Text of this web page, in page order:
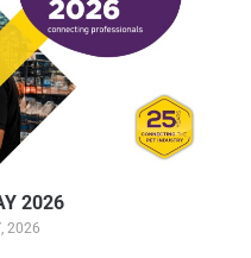
2026
2026